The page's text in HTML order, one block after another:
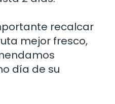
recalcar
mejor fresco,
día de su